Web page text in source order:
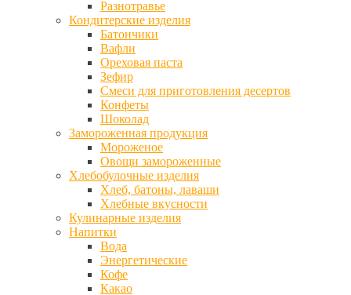
Разнотравье
Кондитерские изделия
Батончики
Вафли
Ореховая паста
Зефир
Смеси для приготовления десертов
Конфеты
Шоколад
Замороженная продукция
Мороженое
Овощи замороженные
Хлебобулочные изделия
Хлеб, батоны, лаваши
Хлебные вкусности
Кулинарные изделия
Напитки
Вода
Энергетические
Кофе
Какао